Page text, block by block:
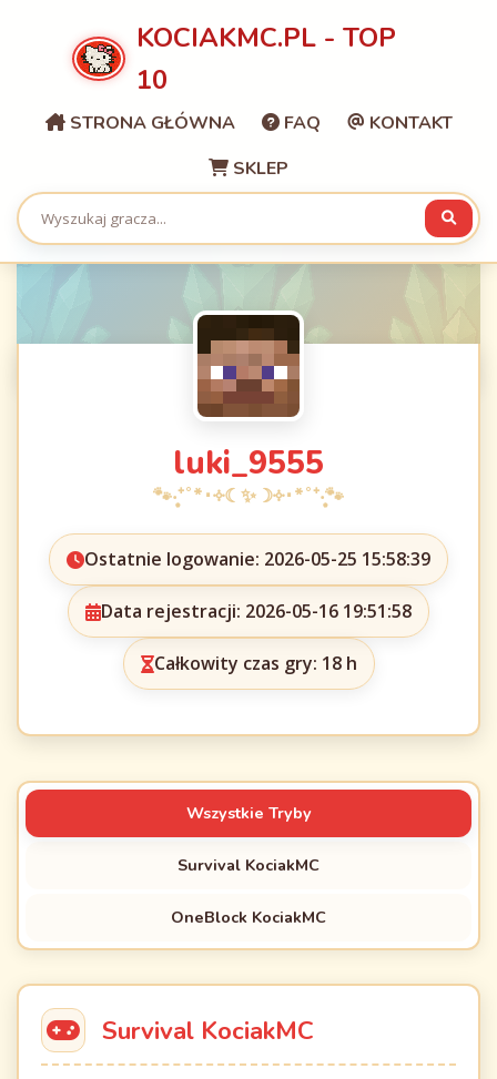
KOCIAKMC.PL - TOP
10
STRONA GŁÓWNA FAQ
KONTAKT
SKLEP
luki_9555
Ostatnie logowanie: 2026-05-25 15:58:39
Data rejestracji: 2026-05-16 19:51:58
Całkowity czas gry: 18 h
Wszystkie Tryby
Survival KociakMC
OneBlock KociakMC
Survival KociakMC